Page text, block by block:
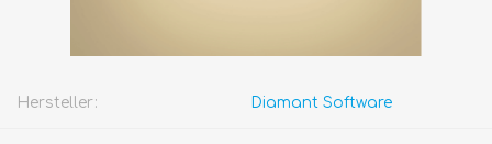
Hersteller: Diamant Software